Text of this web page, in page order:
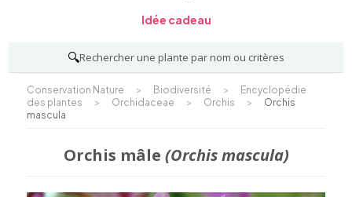
Idée cadeau
🔍Rechercher une plante par nom ou critères
Conservation Nature > Biodiversité >
Encyclopédie
des plantes
> Orchidaceae > Orchis >
Orchis
mascula
Orchis mâle (Orchis mascula)